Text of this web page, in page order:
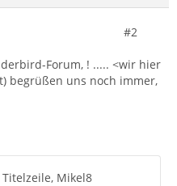
#2
Forum, ! ..... <wir hier
begrüßen uns noch immer,
Mikel8